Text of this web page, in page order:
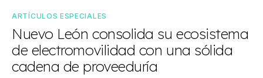
ARTÍCULOS ESPECIALES
Nuevo León consolida su ecosistema
de electromovilidad con una sólida
cadena de proveeduría